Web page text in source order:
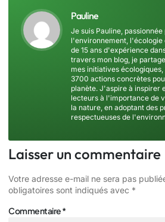
Pauline
Je suis Pauline,
l'environnement, l'écologie
de 15 ans d'expérience
travers mon blog, je
mes initiatives
3700 actions concrètes
planète. J'aspire à inspirer
lecteurs à l'importance de
la nature, en adoptant des
respectueuses de
Laisser un commentaire
Votre adresse e-mail ne sera pas
obligatoires sont indiqués avec *
Commentaire*